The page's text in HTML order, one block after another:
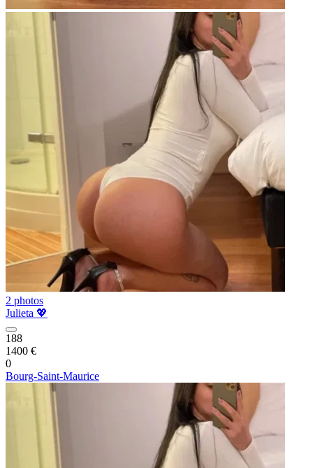
2 photos
Julieta 💖
188
1400 €
0
Bourg-Saint-Maurice